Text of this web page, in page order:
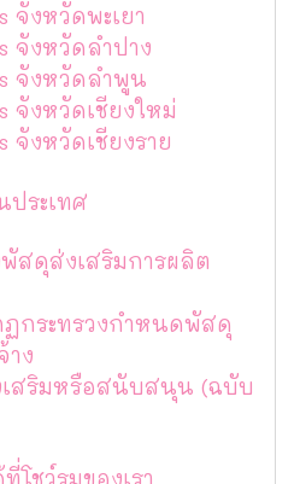
จังหวัดพะเยา
จังหวัดลำปาง
จังหวัดลำพูน
จังหวัดเชียงใหม่
จังหวัดเชียงราย
ระเทศ
สดุส่งเสริมการผลิต
กระทรวงกำหนดพัสดุ
าง
สริมหรือสนับสนุน (ฉบับ
โชว์รูมของเรา